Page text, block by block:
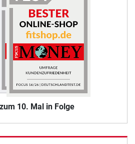
10. Mal in Folge